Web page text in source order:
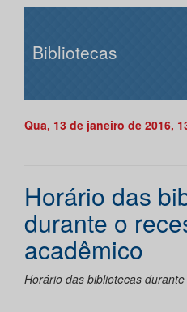
Bibliotecas
Qua, 13 de janeiro de 2016,
Horário das
durante o
acadêmico
Horário das bibliotecas